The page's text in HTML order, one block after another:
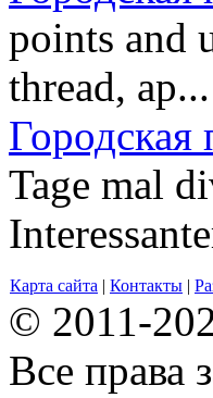
points and
thread, ap...
Tage mal
Карта сайта | Контакты |
© 2011-
Все права